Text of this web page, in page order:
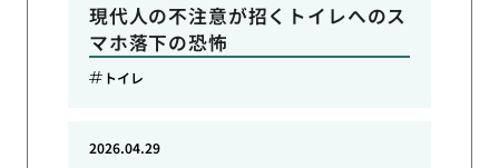
現代人の不注意が招くトイレへのス
マホ落下の恐怖
トイレ
2026.04.29